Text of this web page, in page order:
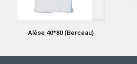
Alèse 40*80 (Berceau)